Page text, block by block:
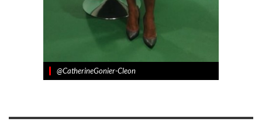
@CatherineGonier-Cleon